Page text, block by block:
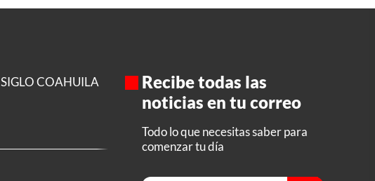
SIGLO COAHUILA
Recibe todas las
noticias en tu correo
Todo lo que necesitas saber para
comenzar tu día